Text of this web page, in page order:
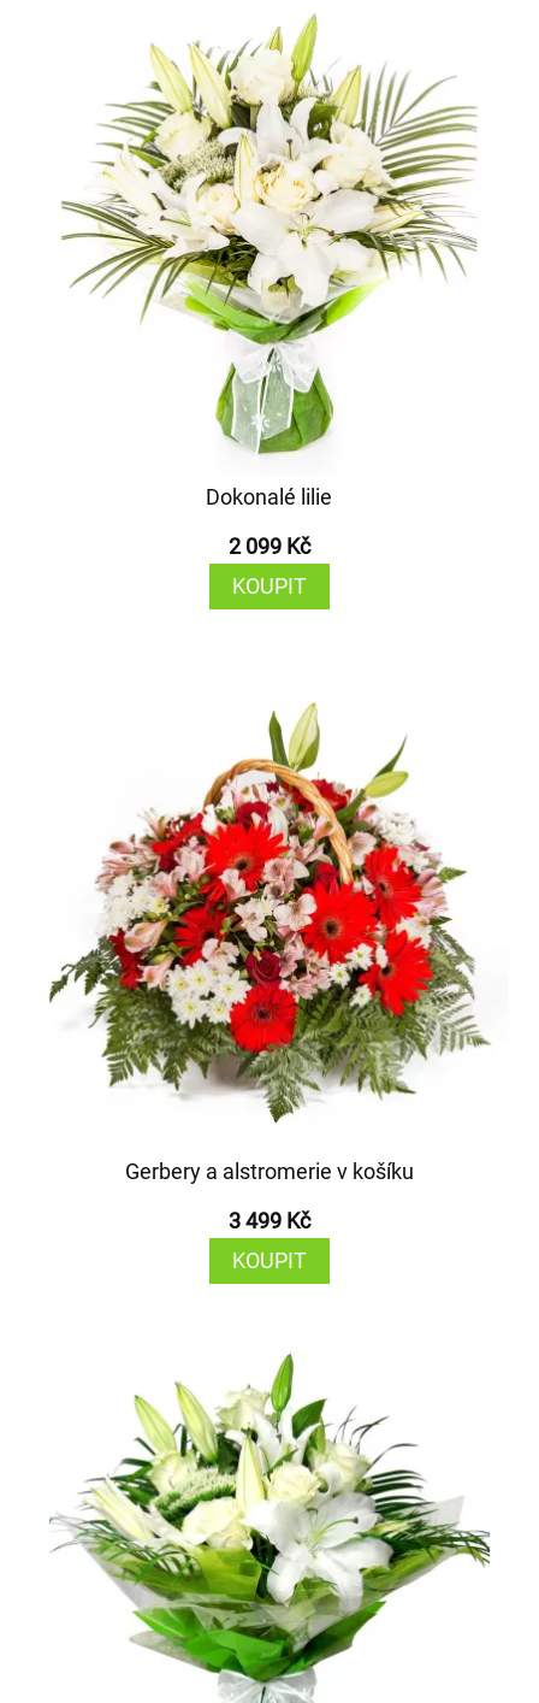
Dokonalé lilie
2 099 Kč
KOUPIT
Gerbery a alstromerie v košíku
3 499 Kč
KOUPIT